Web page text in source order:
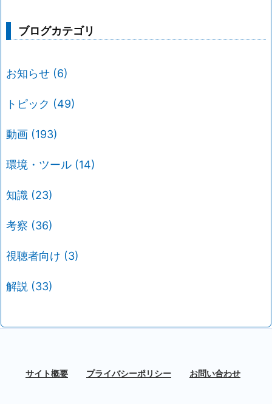
ブログカテゴリ
お知らせ (6)
トピック (49)
動画 (193)
環境・ツール (14)
知識 (23)
考察 (36)
視聴者向け (3)
解説 (33)
サイト概要 プライバシーポリシー お問い合わせ